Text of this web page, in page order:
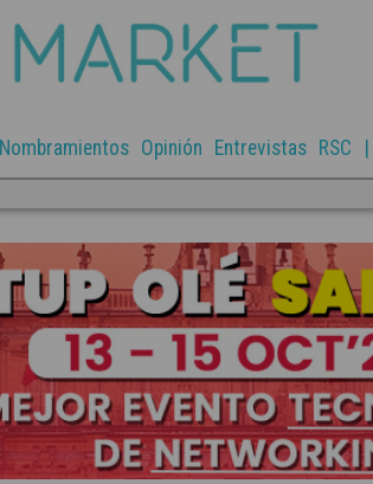
Nombramientos Opinión Entrevistas RSC